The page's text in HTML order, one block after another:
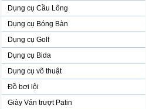
Dụng cụ Cầu Lông
Dụng cụ Bóng Bàn
Dụng cụ Golf
Dụng cụ Bida
Dụng cụ võ thuật
Đồ bơi lội
Giày Ván trượt Patin